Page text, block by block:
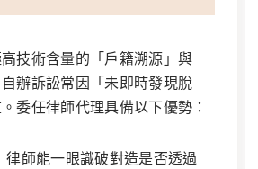
技術含量的「戶籍溯源」與
自辦訴訟常因「未即時發現脫
委任律師代理具備以下優勢：
律師能一眼識破對造是否透過